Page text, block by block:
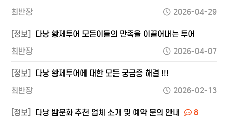
최반장
2026-04-29
[정보]
다낭 황제투어 모든이들의 만족을 이끌어내는 투어
최반장
2026-04-07
[정보]
다낭 황제투어에 대한 모든 궁금증 해결 !!!
최반장
2026-02-13
[정보] 다낭 밤문화 추천 업체 소개 및 예약 문의 안내
8